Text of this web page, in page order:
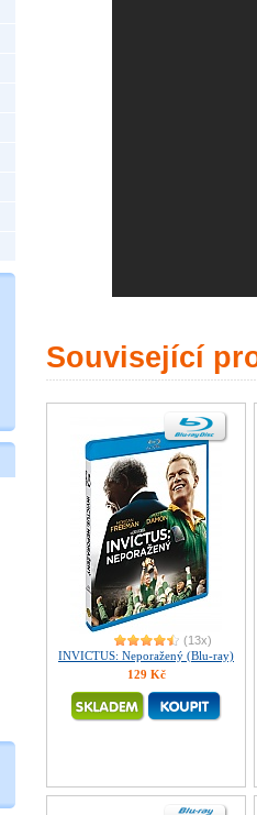
Související
(13x)
INVICTUS: Neporažený (Blu-ray)
129 Kč